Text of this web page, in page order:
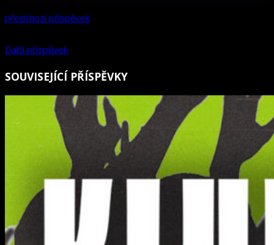
předchozí příspěvek
Další příspěvek
SOUVISEJÍCÍ PŘÍSPĚVKY